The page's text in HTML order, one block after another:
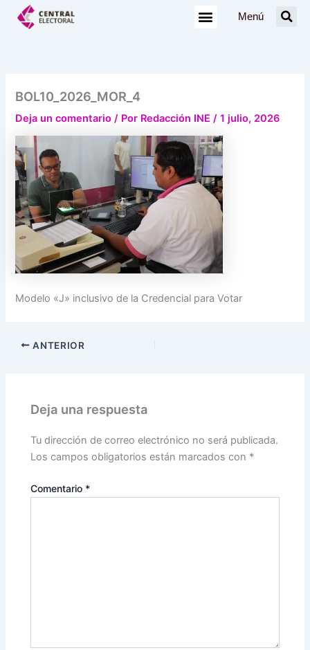
Menú
BOL10_2026_MOR_4
Deja un comentario / Por Redacción INE/1 julio, 2026
Modelo «J» inclusivo de la Credencial para Votar
ANTERIOR
Deja una respuesta
Tu dirección de correo electrónico no será publicada.
Los campos obligatorios están marcados con *
Comentario *